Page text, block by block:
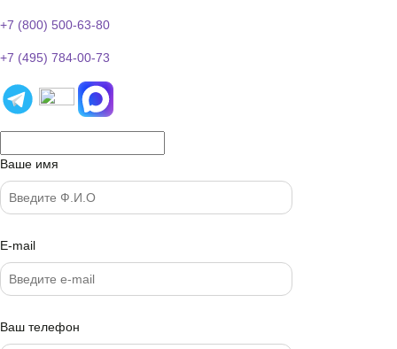
+7 (800) 500-63-80
+7 (495) 784-00-73
Ваше имя
E-mail
Ваш телефон